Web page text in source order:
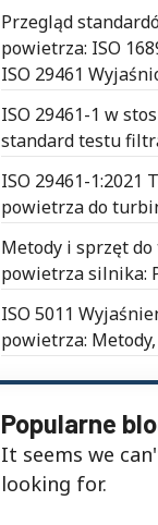
Przegląd
powietrza: ISO
ISO 29461
ISO 29461-1 w
standard testu
ISO 29461-
powietrza do
Metody i sprzęt
powietrza silnika:
ISO 5011
powietrza:
Popularne
It seems we
looking for.